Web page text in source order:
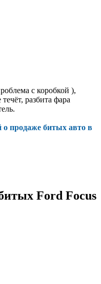
с коробкой ),
разбита фара
продаже битых авто в
Ford Focus